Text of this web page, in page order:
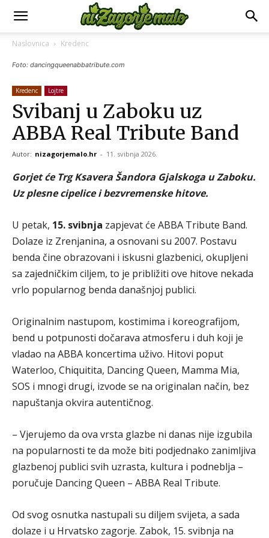
Naslovnica Kredenc
Foto: dancingqueenabbatribute.com
Kredenc Lojtre
Svibanj u Zaboku uz
ABBA Real Tribute Band
Autor: nizagorjemalo.hr - 11. svibnja 2026.
Gorjet će Trg Ksavera Šandora Gjalskoga u Zaboku.
Uz plesne cipelice i bezvremenske hitove.
U petak, 15. svibnja zapjevat će ABBA Tribute Band.
Dolaze iz Zrenjanina, a osnovani su 2007. Postavu
benda čine obrazovani i iskusni glazbenici, okupljeni
sa zajedničkim ciljem, to je približiti ove hitove nekada
vrlo popularnog benda današnjoj publici.
Originalnim nastupom, kostimima i koreografijom,
bend u potpunosti dočarava atmosferu i duh koji je
vladao na ABBA koncertima uživo. Hitovi poput
Waterloo, Chiquitita, Dancing Queen, Mamma Mia,
SOS i mnogi drugi, izvode se na originalan način, bez
napuštanja okvira autentičnog.
– Vjerujemo da ova vrsta glazbe ni danas nije izgubila
na popularnosti te da može biti podjednako zanimljiva
glazbenoj publici svih uzrasta, kultura i podneblja –
poručuje Dancing Queen – ABBA Real Tribute.
Od svog osnutka nastupali su diljem svijeta, a sada
dolaze i u Hrvatsko zagorje. Zabok, 15. svibnja na